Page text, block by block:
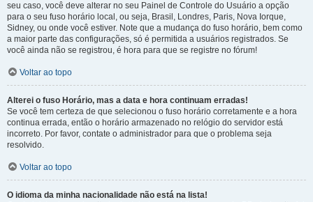
seu caso, você deve alterar no seu Painel de Controle do Usuário a opção
para o seu fuso horário local, ou seja, Brasil, Londres, Paris, Nova Iorque,
Sidney, ou onde você estiver. Note que a mudança do fuso horário, bem como
a maior parte das configurações, só é permitida a usuários registrados. Se
você ainda não se registrou, é hora para que se registre no fórum!
Voltar ao topo
Alterei o fuso Horário, mas a data e hora continuam erradas!
Se você tem certeza de que selecionou o fuso horário corretamente e a hora
continua errada, então o horário armazenado no relógio do servidor está
incorreto. Por favor, contate o administrador para que o problema seja
resolvido.
Voltar ao topo
O idioma da minha nacionalidade não está na lista!